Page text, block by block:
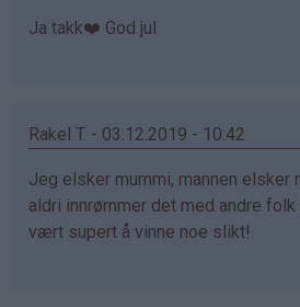
Ja takk❤️ God jul
Rakel T. - 03.12.2019 - 10:42
Jeg elsker mummi, mannen elsker
aldri innrømmer det med andre
vært supert å vinne noe slikt!